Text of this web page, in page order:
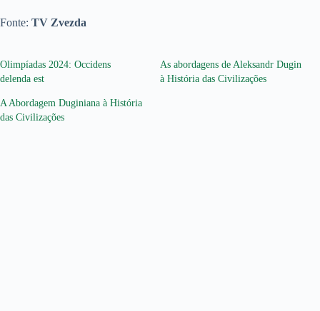
Fonte: TV Zvezda
Olimpíadas 2024: Occidens
delenda est
As abordagens de Aleksandr Dugin
à História das Civilizações
A Abordagem Duginiana à História
das Civilizações